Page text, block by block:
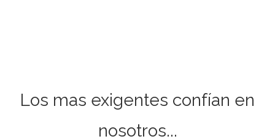
Los mas exigentes confían en
nosotros...